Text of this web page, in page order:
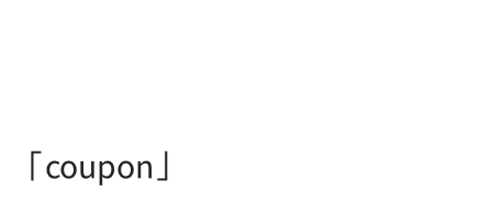
「coupon」